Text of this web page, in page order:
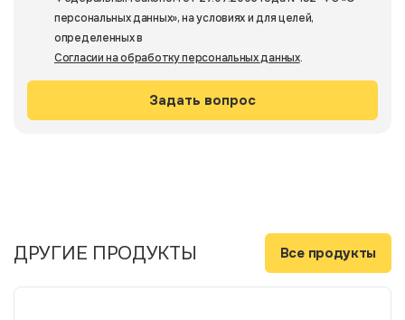
персональных данных», на условиях и для целей,
определенных в
Согласии на обработку персональных данных.
ДРУГИЕ ПРОДУКТЫ Все продукты